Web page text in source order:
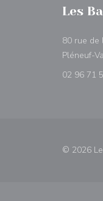
Les
80 rue de
Pléneuf-
02 96 71
© 2026